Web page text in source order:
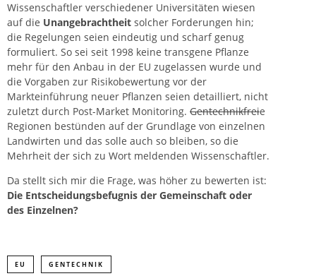
Wissenschaftler verschiedener Universitäten wiesen
auf die Unangebrachtheit solcher Forderungen hin;
die Regelungen seien eindeutig und scharf genug
formuliert. So sei seit 1998 keine transgene Pflanze
mehr für den Anbau in der EU zugelassen wurde und
die Vorgaben zur Risikobewertung vor der
Markteinführung neuer Pflanzen seien detailliert, nicht
zuletzt durch Post-Market Monitoring. Gentechnikfreie
Regionen bestünden auf der Grundlage von einzelnen
Landwirten und das solle auch so bleiben, so die
Mehrheit der sich zu Wort meldenden Wissenschaftler.
Da stellt sich mir die Frage, was höher zu bewerten ist:
Die Entscheidungsbefugnis der Gemeinschaft oder
des Einzelnen?
EU GENTECHNIK